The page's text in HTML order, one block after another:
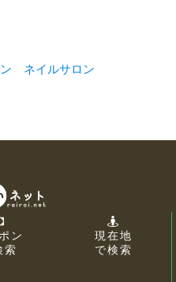
ネイルサロン
ン
索
現在地
で検索